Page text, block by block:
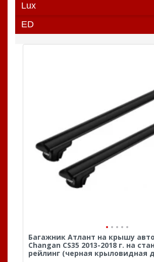
Lux
ED
Багажник Атлант на крышу
Changan CS35 2013-2018 г. на
рейлинг (черная крыловидная